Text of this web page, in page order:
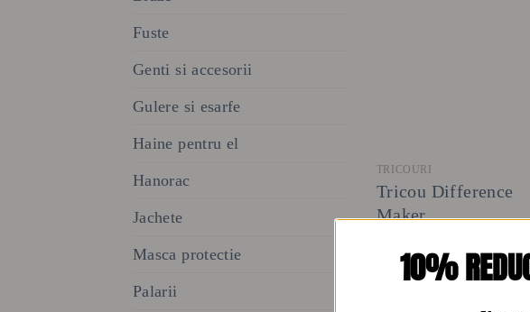
Fuste
Genti si accesorii
Gulere si esarfe
Haine pentru el
Hanorac
Jachete
Masca protectie
Palarii
TRICOURI
Tricou Difference
Maker
10%